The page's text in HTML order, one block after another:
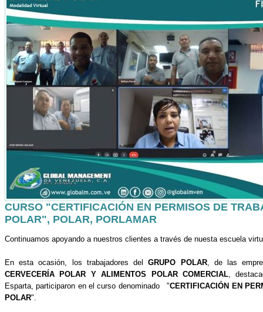
CURSO "CERTIFICACIÓN EN PERMISOS DE
POLAR", POLAR, PORLAMAR
Continuamos apoyando a nuestros clientes a través de nuesta escuela
En esta ocasión, los trabajadores delGRUPO POLAR, de las
CERVECERÍA POLAR Y ALIMENTOS POLAR COMERCIAL ,
Esparta, participaron en el curso denominado "CERTIFICACIÓN EN
POLAR".